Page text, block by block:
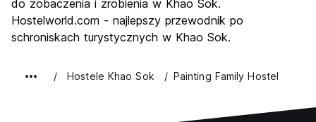
do zobaczenia i zrobienia w Khao Sok.
Hostelworld.com - najlepszy przewodnik po
schroniskach turystycznych w Khao Sok.
Hostele Khao Sok Painting Family Hostel